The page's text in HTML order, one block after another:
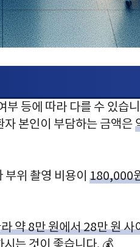
부 등에 따라 다를 수 있습
본인이 부담하는 금액은
위 촬영 비용이 180,000
약 8만 원에서 28만 원 사